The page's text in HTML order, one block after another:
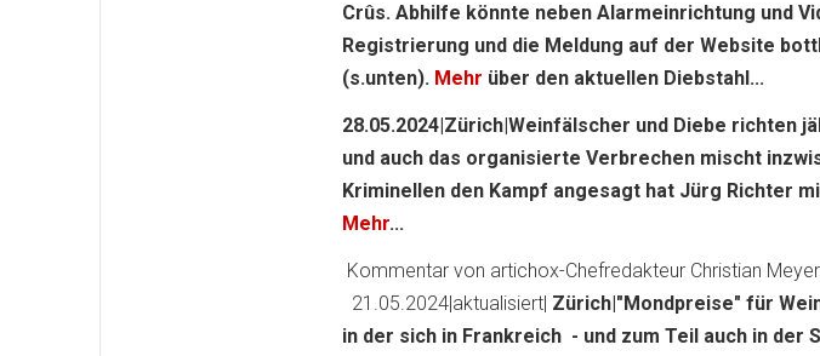
Crûs. Abhilfe könnte neben Alarmeinrichtung und
Registrierung und die Meldung auf der Website
(s.unten). Mehr über den aktuellen Diebstahl...
28.05.2024|Zürich|Weinfälscher und Diebe richten
und auch das organisierte Verbrechen mischt
Kriminellen den Kampf angesagt hat Jürg Richter
Mehr...
Kommentar von artichox-Chefredakteur Christian Meyer
21.05.2024|aktualisiert| Zürich|"Mondpreise" für
in der sich in Frankreich - und zum Teil auch in